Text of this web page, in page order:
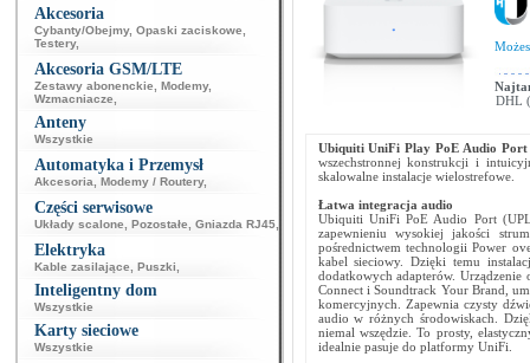
Akcesoria
Cybanty/Obejmy, Opaski zaciskowe
Testery,
Akcesoria GSM/LTE
Zestawy abonenckie Modemy,
Wzmacniacze
Anteny
Wszystkie
Automatyka i Przemysł
Akcesoria Modemy / Routery,
Części serwisowe
Układy scalone Pozostałe Gniazda RJ45
Elektryka
Kable zasilające Puszki
Inteligentny dom
Wszystkie
Karty sieciowe
Wszystkie
DHL
Ubiquiti UniFi Play PoE Audio
wszechstronnej konstrukcji i
skalowalne instalacje wielostrefowe.
Łatwa integracja audio
Ubiquiti UniFi PoE Audio Port
zapewnieniu wysokiej jakości
pośrednictwem technologii Power
kabel sieciowy. Dzięki temu
dodatkowych adapterów.
Connect i Soundtrack Your Brand,
komercyjnych. Zapewnia czysty
audio w różnych środowiskach.
niemal wszędzie. To prosty,
idealnie pasuje do platformy UniFi.